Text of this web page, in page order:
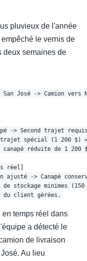
pluvieux de l'année
le vernis de
deux semaines de
José -> Camion vers
-> Second trajet
spécial (1 200 $)
réduite de 1 200
réel]
-> Canapé
stockage minimes
temps réel dans
a détecté le
de livraison
Au lieu